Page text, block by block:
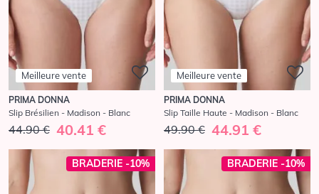
Meilleure vente
PRIMA DONNA
Slip Brésilien - Madison - Blanc
44.90 € 40.41 €
Meilleure vente
PRIMA DONNA
Slip Taille Haute - Madison - Blanc
49.90 € 44.91 €
BRADERIE -10% BRADERIE -10%